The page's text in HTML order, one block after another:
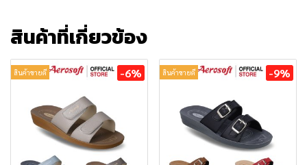
สินค้าที่เกี่ยวข้อง
สินค้าขายดี -6% สินค้าขายดี -9%